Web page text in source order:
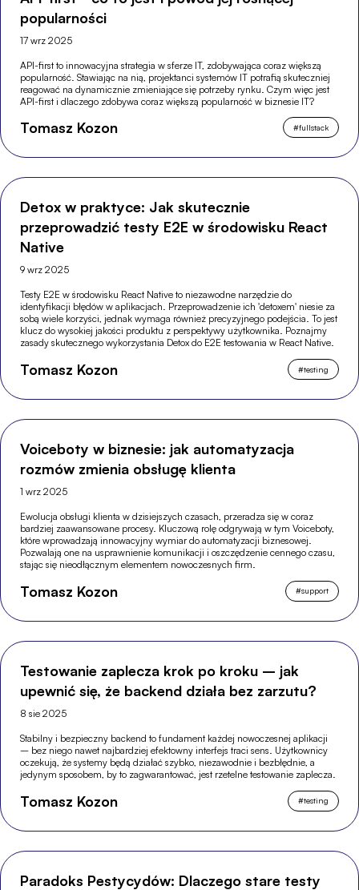
popularności
17 wrz 2025
API-first to innowacyjna strategia w sferze IT, zdobywająca coraz większą
popularność. Stawiając na nią, projektanci systemów IT potrafią skuteczniej
reagować na dynamicznie zmieniające się potrzeby rynku. Czym więc jest
API-first i dlaczego zdobywa coraz większą popularność w biznesie IT?
Tomasz Kozon #fullstack
Detox w praktyce: Jak skutecznie
przeprowadzić testy E2E w środowisku React
Native
9 wrz 2025
Testy E2E w środowisku React Native to niezawodne narzędzie do
identyfikacji błędów w aplikacjach. Przeprowadzenie ich 'detoxem' niesie za
sobą wiele korzyści, jednak wymaga również precyzyjnego podejścia. To jest
klucz do wysokiej jakości produktu z perspektywy użytkownika. Poznajmy
zasady skutecznego wykorzystania Detox do E2E testowania w React Native.
Tomasz Kozon #testing
Voiceboty w biznesie: jak automatyzacja
rozmów zmienia obsługę klienta
1 wrz 2025
Ewolucja obsługi klienta w dzisiejszych czasach, przeradza się w coraz
bardziej zaawansowane procesy. Kluczową rolę odgrywają w tym Voiceboty,
które wprowadzają innowacyjny wymiar do automatyzacji biznesowej.
Pozwalają one na usprawnienie komunikacji i oszczędzenie cennego czasu,
stając się nieodłącznym elementem nowoczesnych firm.
Tomasz Kozon #support
Testowanie zaplecza krok po kroku – jak
upewnić się, że backend działa bez zarzutu?
8 sie 2025
Stabilny i bezpieczny backend to fundament każdej nowoczesnej aplikacji
– bez niego nawet najbardziej efektowny interfejs traci sens. Użytkownicy
oczekują, że systemy będą działać szybko, niezawodnie i bezbłędnie, a
jedynym sposobem, by to zagwarantować, jest rzetelne testowanie zaplecza.
Tomasz Kozon #testing
Paradoks Pestycydów: Dlaczego stare testy